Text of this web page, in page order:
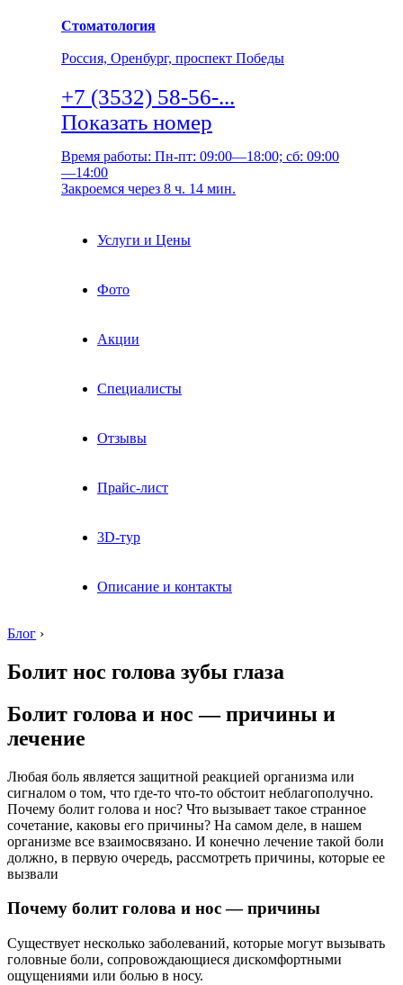
Стоматология
Россия, Оренбург, проспект Победы
+7 (3532) 58-56-...
Показать номер
Время работы: Пн-пт: 09:00—18:00; сб: 09:00
—14:00
Закроемся через 8 ч. 14 мин.
Услуги и Цены
Фото
Акции
Специалисты
Отзывы
Прайс-лист
3D-тур
Описание и контакты
Блог ›
Болит нос голова зубы глаза
Болит голова и нос — причины и
лечение
Любая боль является защитной реакцией организма или
сигналом о том, что где-то что-то обстоит неблагополучно.
Почему болит голова и нос? Что вызывает такое странное
сочетание, каковы его причины? На самом деле, в нашем
организме все взаимосвязано. И конечно лечение такой боли
должно, в первую очередь, рассмотреть причины, которые ее
вызвали
Почему болит голова и нос — причины
Существует несколько заболеваний, которые могут вызывать
головные боли, сопровождающиеся дискомфортными
ощущениями или болью в носу.